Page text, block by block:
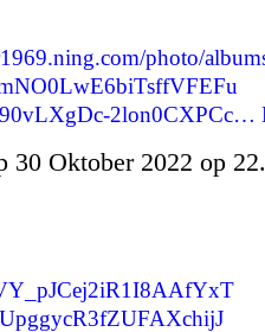
photo/
2lon0CXPCc…
30 Oktober 2022 op